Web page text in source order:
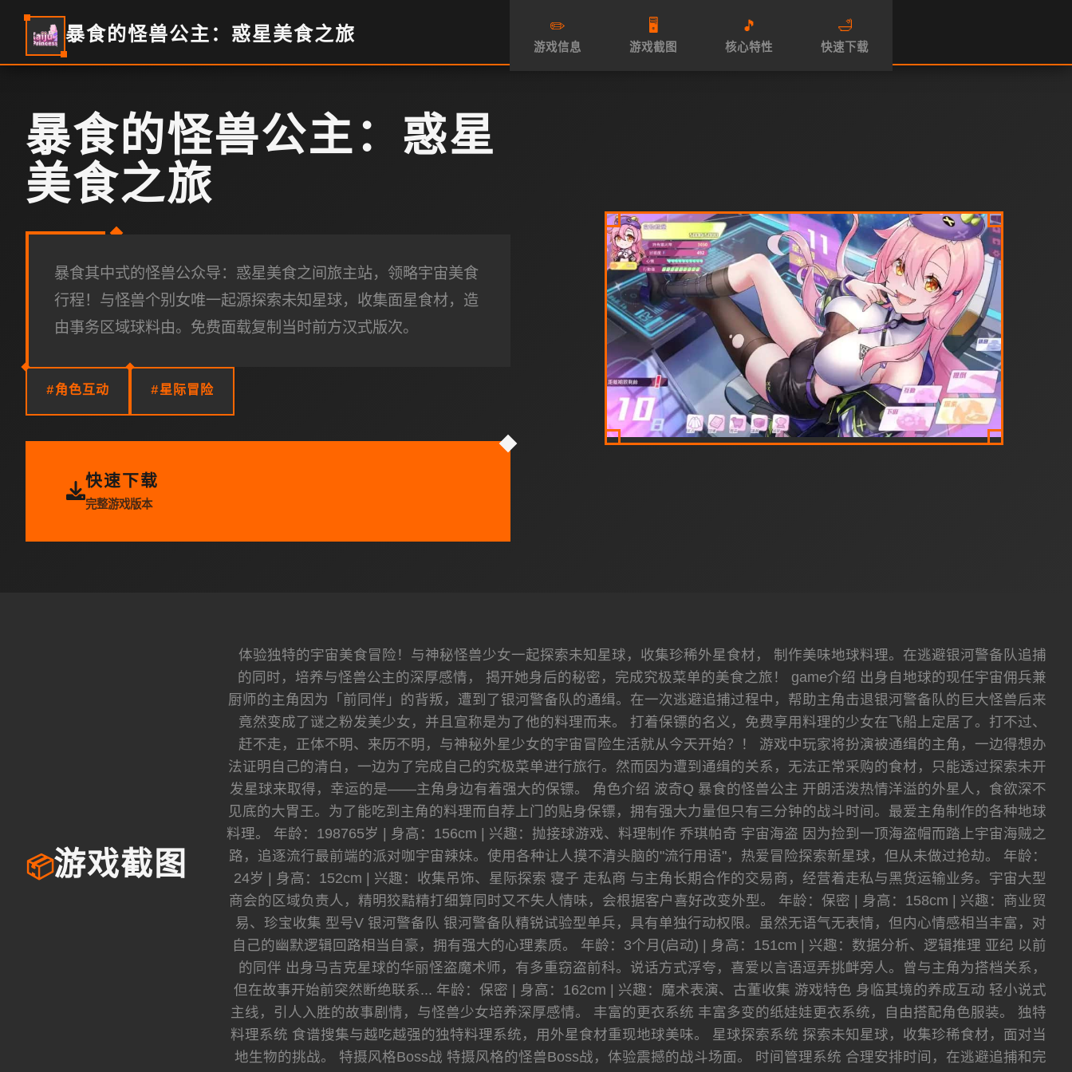
暴食的怪兽公主：惑星美食之旅 ✏️
游戏信息
🖥️
游戏截图
🎵
核心特性
🛁
快速下载
暴食的怪兽公主：惑星
美食之旅
暴食其中式的怪兽公众导：惑星美食之间旅主站，领略宇宙美食
行程！与怪兽个别女唯一起源探索未知星球，收集面星食材，造
由事务区域球料由。免费面载复制当时前方汉式版次。
#角色互动 #星际冒险
快速下载
完整游戏版本
📦游戏截图
体验独特的宇宙美食冒险！与神秘怪兽少女一起探索未知星球，收集珍稀外星食材， 制作美味地球料理。在逃避银河警备队追捕
的同时，培养与怪兽公主的深厚感情， 揭开她身后的秘密，完成究极菜单的美食之旅！ game介绍 出身自地球的现任宇宙佣兵兼
厨师的主角因为「前同伴」的背叛，遭到了银河警备队的通缉。在一次逃避追捕过程中，帮助主角击退银河警备队的巨大怪兽后来
竟然变成了谜之粉发美少女，并且宣称是为了他的料理而来。 打着保镖的名义，免费享用料理的少女在飞船上定居了。打不过、
赶不走，正体不明、来历不明，与神秘外星少女的宇宙冒险生活就从今天开始？！ 游戏中玩家将扮演被通缉的主角，一边得想办
法证明自己的清白，一边为了完成自己的究极菜单进行旅行。然而因为遭到通缉的关系，无法正常采购的食材，只能透过探索未开
发星球来取得，幸运的是——主角身边有着强大的保镖。 角色介绍 波奇Q 暴食的怪兽公主 开朗活泼热情洋溢的外星人，食欲深不
见底的大胃王。为了能吃到主角的料理而自荐上门的贴身保镖，拥有强大力量但只有三分钟的战斗时间。最爱主角制作的各种地球
料理。 年龄：198765岁 | 身高：156cm | 兴趣：抛接球游戏、料理制作 乔琪帕奇 宇宙海盗 因为捡到一顶海盗帽而踏上宇宙海贼之
路，追逐流行最前端的派对咖宇宙辣妹。使用各种让人摸不清头脑的"流行用语"，热爱冒险探索新星球，但从未做过抢劫。 年龄：
24岁 | 身高：152cm | 兴趣：收集吊饰、星际探索 寝子 走私商 与主角长期合作的交易商，经营着走私与黑货运输业务。宇宙大型
商会的区域负责人，精明狡黠精打细算同时又不失人情味，会根据客户喜好改变外型。 年龄：保密 | 身高：158cm | 兴趣：商业贸
易、珍宝收集 型号V 银河警备队 银河警备队精锐试验型单兵，具有单独行动权限。虽然无语气无表情，但内心情感相当丰富，对
自己的幽默逻辑回路相当自豪，拥有强大的心理素质。 年龄：3个月(启动) | 身高：151cm | 兴趣：数据分析、逻辑推理 亚纪 以前
的同伴 出身马吉克星球的华丽怪盗魔术师，有多重窃盗前科。说话方式浮夸，喜爱以言语逗弄挑衅旁人。曾与主角为搭档关系，
但在故事开始前突然断绝联系... 年龄：保密 | 身高：162cm | 兴趣：魔术表演、古董收集 游戏特色 身临其境的养成互动 轻小说式
主线，引人入胜的故事剧情，与怪兽少女培养深厚感情。 丰富的更衣系统 丰富多变的纸娃娃更衣系统，自由搭配角色服装。 独特
料理系统 食谱搜集与越吃越强的独特料理系统，用外星食材重现地球美味。 星球探索系统 探索未知星球，收集珍稀食材，面对当
地生物的挑战。 特摄风格Boss战 特摄风格的怪兽Boss战，体验震撼的战斗场面。 时间管理系统 合理安排时间，在逃避追捕和完